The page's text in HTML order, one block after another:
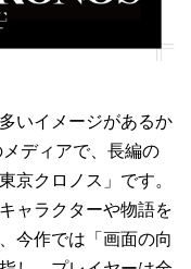
いイメージがあるか
ディアで、長編の
京クロノス」です。
ャラクターや物語を
今作では「画面の向